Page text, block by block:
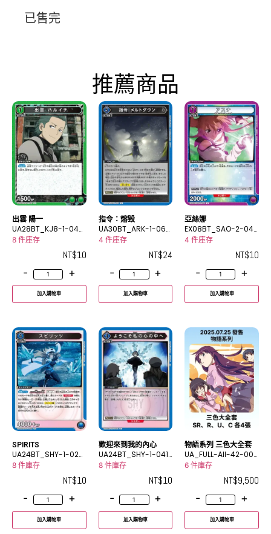
已售完
推薦商品
出雲 陽一
UA28BT_KJ8-1-047
U
8 件庫存
NT$10
-
+
加入購物車
指令：熔毀
UA30BT_ARK-1-063
U
4 件庫存
NT$24
-
+
加入購物車
亞絲娜
EX08BT_SAO-2-040
U
4 件庫存
NT$10
-
+
加入購物車
SPIRITS
UA24BT_SHY-1-024
R
8 件庫存
NT$10
-
+
加入購物車
歡迎來到我的內心
UA24BT_SHY-1-041
U
8 件庫存
NT$10
-
+
加入購物車
物語系列 三色大全套
UA_FULL-All-42-000
0-1
6 件庫存
NT$9,500
-
+
加入購物車